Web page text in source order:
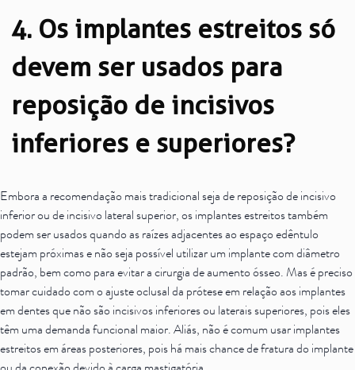
4. Os implantes estreitos só
devem ser usados para
reposição de incisivos
inferiores e superiores?
Embora a recomendação mais tradicional seja de reposição de incisivo
inferior ou de incisivo lateral superior, os implantes estreitos também
podem ser usados quando as raízes adjacentes ao espaço edêntulo
estejam próximas e não seja possível utilizar um implante com diâmetro
padrão, bem como para evitar a cirurgia de aumento ósseo. Mas é preciso
tomar cuidado com o ajuste oclusal da prótese em relação aos implantes
em dentes que não são incisivos inferiores ou laterais superiores, pois eles
têm uma demanda funcional maior. Aliás, não é comum usar implantes
estreitos em áreas posteriores, pois há mais chance de fratura do implante